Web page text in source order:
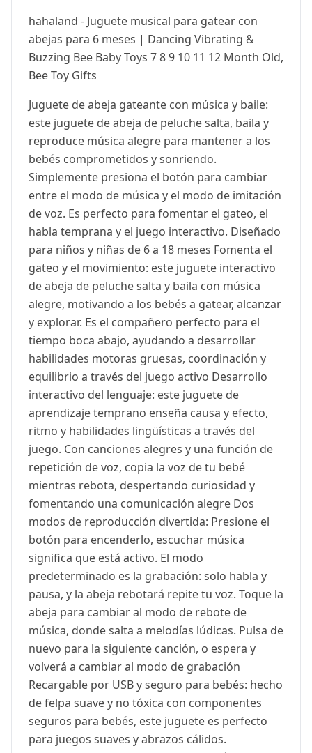
hahaland - Juguete musical para gatear con
abejas para 6 meses | Dancing Vibrating &
Buzzing Bee Baby Toys 7 8 9 10 11 12 Month Old,
Bee Toy Gifts
Juguete de abeja gateante con música y baile:
este juguete de abeja de peluche salta, baila y
reproduce música alegre para mantener a los
bebés comprometidos y sonriendo.
Simplemente presiona el botón para cambiar
entre el modo de música y el modo de imitación
de voz. Es perfecto para fomentar el gateo, el
habla temprana y el juego interactivo. Diseñado
para niños y niñas de 6 a 18 meses Fomenta el
gateo y el movimiento: este juguete interactivo
de abeja de peluche salta y baila con música
alegre, motivando a los bebés a gatear, alcanzar
y explorar. Es el compañero perfecto para el
tiempo boca abajo, ayudando a desarrollar
habilidades motoras gruesas, coordinación y
equilibrio a través del juego activo Desarrollo
interactivo del lenguaje: este juguete de
aprendizaje temprano enseña causa y efecto,
ritmo y habilidades lingüísticas a través del
juego. Con canciones alegres y una función de
repetición de voz, copia la voz de tu bebé
mientras rebota, despertando curiosidad y
fomentando una comunicación alegre Dos
modos de reproducción divertida: Presione el
botón para encenderlo, escuchar música
significa que está activo. El modo
predeterminado es la grabación: solo habla y
pausa, y la abeja rebotará repite tu voz. Toque la
abeja para cambiar al modo de rebote de
música, donde salta a melodías lúdicas. Pulsa de
nuevo para la siguiente canción, o espera y
volverá a cambiar al modo de grabación
Recargable por USB y seguro para bebés: hecho
de felpa suave y no tóxica con componentes
seguros para bebés, este juguete es perfecto
para juegos suaves y abrazos cálidos.